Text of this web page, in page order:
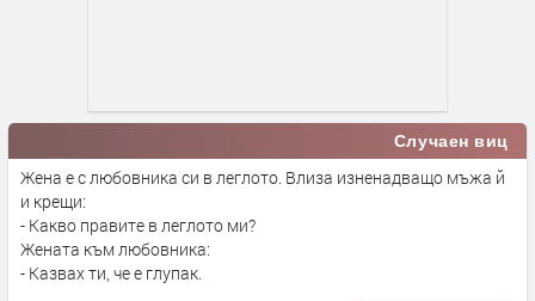
Случаен виц
Жена е с любовника си в леглото. Влиза изненадващо мъжа й
и крещи:
- Какво правите в леглото ми?
Жената към любовника:
- Казвах ти, че е глупак.